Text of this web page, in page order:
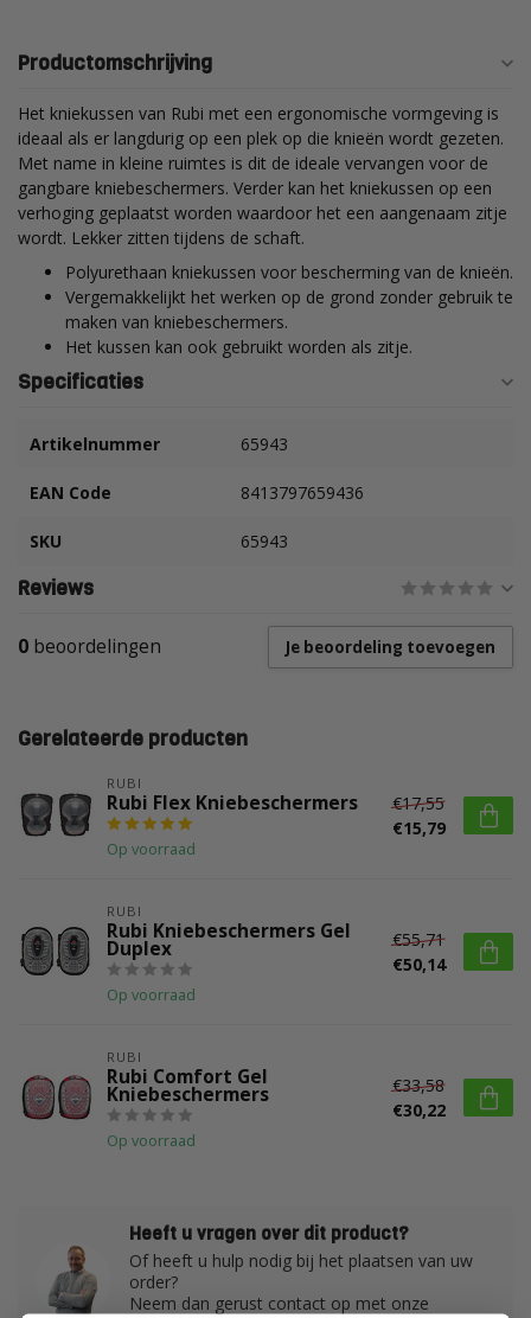
Productomschrijving
Het kniekussen van Rubi met een ergonomische vormgeving is
ideaal als er langdurig op een plek op die knieën wordt gezeten.
Met name in kleine ruimtes is dit de ideale vervangen voor de
gangbare kniebeschermers. Verder kan het kniekussen op een
verhoging geplaatst worden waardoor het een aangenaam zitje
wordt. Lekker zitten tijdens de schaft.
Polyurethaan kniekussen voor bescherming van de knieën.
Vergemakkelijkt het werken op de grond zonder gebruik te
maken van kniebeschermers.
Het kussen kan ook gebruikt worden als zitje.
Specificaties
Artikelnummer 65943
EAN Code 8413797659436
SKU 65943
Reviews
0 beoordelingen Je beoordeling toevoegen
Gerelateerde producten
RUBI
Rubi Flex Kniebeschermers
Op voorraad
€17,55
€15,79
RUBI
Rubi Kniebeschermers Gel
Duplex
Op voorraad
€55,71
€50,14
RUBI
Rubi Comfort Gel
Kniebeschermers
Op voorraad
€33,58
€30,22
Heeft u vragen over dit product?
Of heeft u hulp nodig bij het plaatsen van uw
order?
Neem dan gerust contact op met onze